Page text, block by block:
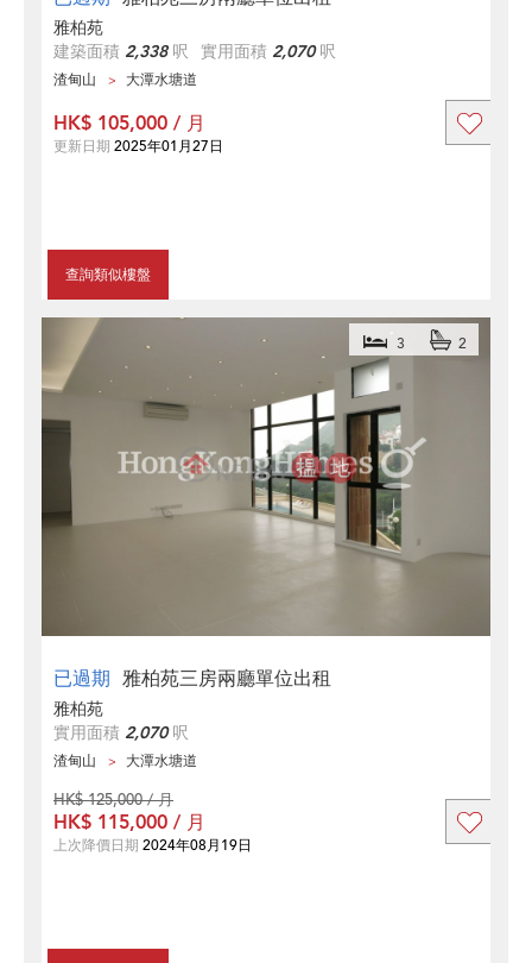
雅柏苑
建築面積 2,338呎 實用面積 2,070呎
渣甸山 大潭水塘道
查詢類似樓盤
HK$ 105,000 / 月
更新日期 2025年01月27日
已過期 雅柏苑三房兩廳單位出租
3 2
雅柏苑
實用面積 2,070呎
渣甸山 大潭水塘道
HK$ 125,000 / 月
HK$ 115,000 / 月
上次降價日期 2024年08月19日